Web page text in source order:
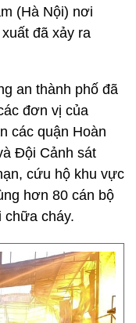
(Hà Nội) nơi
đã xảy ra
an thành phố đã
đơn vị của
các quận Hoàn
Đội Cảnh sát
cứu hộ khu vực
hơn 80 cán bộ
chữa cháy.